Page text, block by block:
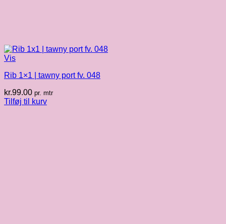
Vis
Rib 1×1 | tawny port fv. 048
kr.99.00 pr. mtr
Tilføj til kurv